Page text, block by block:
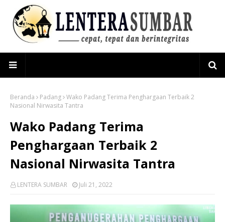
Beranda Padang Wako Padang Terima Penghargaan Terbaik 2
Nasional Nirwasita Tantra
Wako Padang Terima
Penghargaan Terbaik 2
Nasional Nirwasita Tantra
LENTERA SUMBAR Juli 21, 2022